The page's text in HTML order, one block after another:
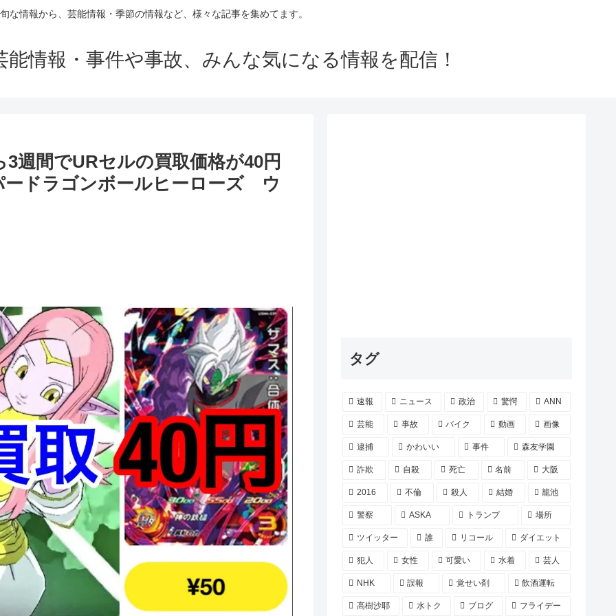
旬な情報から、芸能情報・季節の情報など、様々な記事を集めてます。
情報・事件や事故、みんな気になる情報を配信！
週間でURセルの買取価格が40円
ドラゴンボールヒーローズ ウ
タグ
速報 ニュース 政治 驚愕 ANN
芸能 事故 バイク 動画 画像
逮捕 かわいい 事件 森友学園
詐欺 自殺 死亡 名前 大阪
2016 不倫 殺人 結婚 籠池
警察 ASKA トランプ 場所
ツイッター 誰 リコール ダイエット
犯人 女性 可愛い 水着 芸人
NHK 誤報 覚せい剤 飲酒運転
高樹沙耶 水トク ブログ フライデー